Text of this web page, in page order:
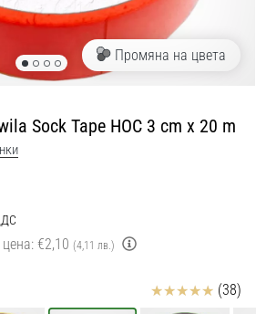
Промяна на цвета
Sock Tape HOC 3 cm x 20 m
€2,10 (4,11 лв.)
Отзиви (38)